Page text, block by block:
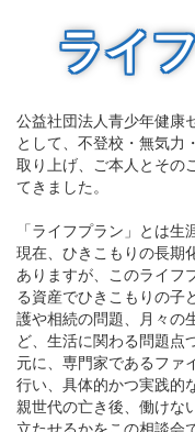
ライ
公益社団法人青少年健康
として、不登校・無気力
取り上げ、ご本人とその
てきました。
「ライフプラン」とは生
現在、ひきこもりの長期
ありますが、このライフ
る資産でひきこもりの子
護や相続の問題、月々の
ど、生活に関わる問題点
元に、専門家であるファ
行い、具体的かつ実践的
親世代の亡き後、働けな